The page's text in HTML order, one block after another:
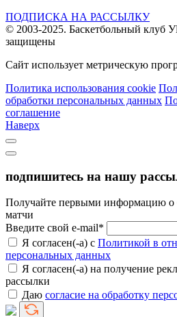
ПОДПИСКА НА РАССЫЛКУ
© 2003-2025. Баскетбольный клуб
защищены
Сайт использует метрическую
Политика использования cookie
обработки персональных данных
соглашение
Наверх
подпишитесь на нашу
Получайте первыми информацию о
матчи
Введите свой e-mail*
Я согласен(-а) с Политикой в
персональных данных
Я согласен(-а) на получение
рассылки
Даю согласие на обработку